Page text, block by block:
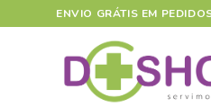
to
ENVIO GRÁTIS EM